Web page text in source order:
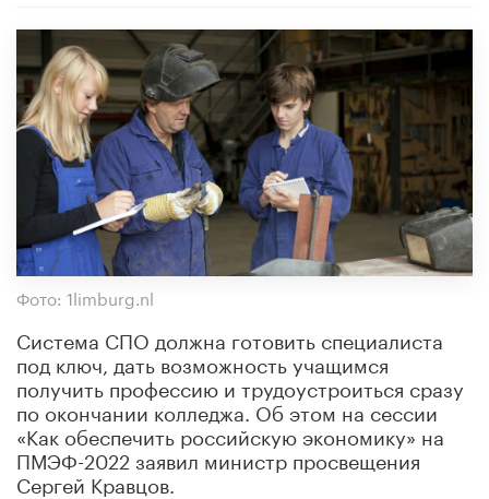
Фото: 1limburg.nl
Система СПО должна готовить специалиста
под ключ, дать возможность учащимся
получить профессию и трудоустроиться сразу
по окончании колледжа. Об этом на сессии
«Как обеспечить российскую экономику» на
ПМЭФ-2022 заявил министр просвещения
Сергей Кравцов.